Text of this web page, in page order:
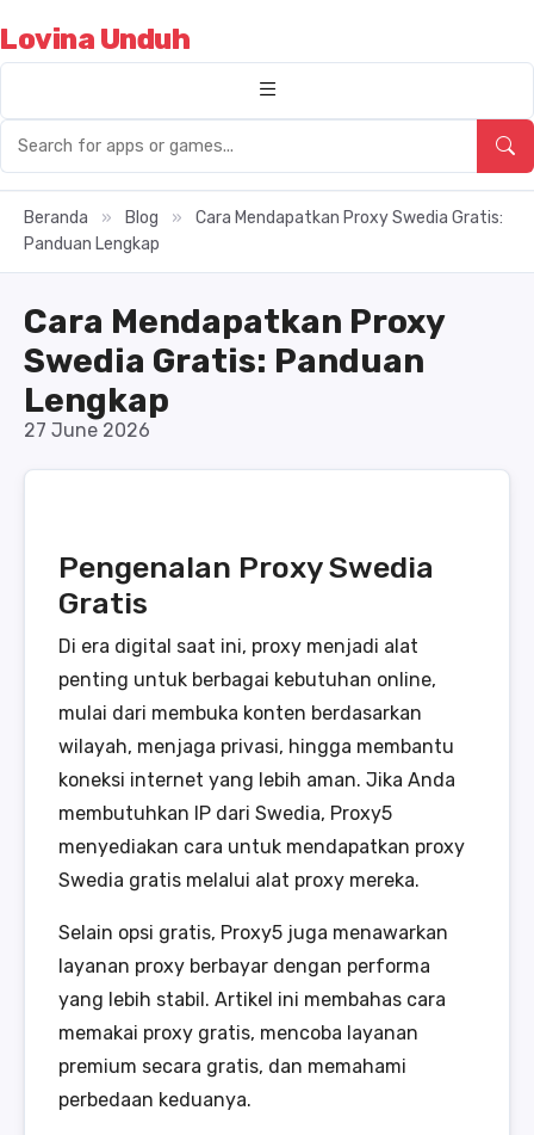
Lovina Unduh
Beranda » Blog »
Cara Mendapatkan Proxy Swedia Gratis:
Panduan Lengkap
Cara Mendapatkan Proxy
Swedia Gratis: Panduan
Lengkap
27 June 2026
Pengenalan Proxy Swedia
Gratis
Di era digital saat ini, proxy menjadi alat
penting untuk berbagai kebutuhan online,
mulai dari membuka konten berdasarkan
wilayah, menjaga privasi, hingga membantu
koneksi internet yang lebih aman. Jika Anda
membutuhkan IP dari Swedia, Proxy5
menyediakan cara untuk mendapatkan proxy
Swedia gratis melalui alat proxy mereka.
Selain opsi gratis, Proxy5 juga menawarkan
layanan proxy berbayar dengan performa
yang lebih stabil. Artikel ini membahas cara
memakai proxy gratis, mencoba layanan
premium secara gratis, dan memahami
perbedaan keduanya.